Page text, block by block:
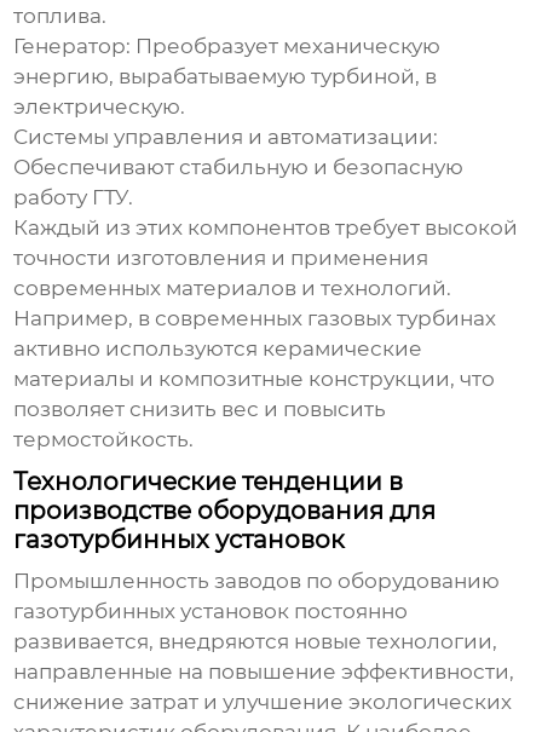
топлива.
Генератор: Преобразует механическую
энергию, вырабатываемую турбиной, в
электрическую.
Системы управления и автоматизации:
Обеспечивают стабильную и безопасную
работу ГТУ.
Каждый из этих компонентов требует высокой
точности изготовления и применения
современных материалов и технологий.
Например, в современных газовых турбинах
активно используются керамические
материалы и композитные конструкции, что
позволяет снизить вес и повысить
термостойкость.
Технологические тенденции в
производстве оборудования для
газотурбинных установок
Промышленностьзаводов по оборудованию
газотурбинных установок постоянно
развивается, внедряются новые технологии,
направленные на повышение эффективности,
снижение затрат и улучшение экологических